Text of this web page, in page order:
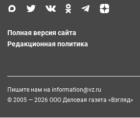
Полная версия сайта
Редакционная политика
Пишите нам на information@vz.ru
© 2005 — 2026 ООО Деловая газета «Взгляд»